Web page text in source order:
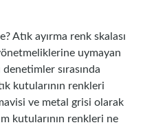
Atık ayırma renk skalası
uymayan
sırasında
kutularının renkleri
ve metal grisi olarak
kutularının renkleri ne